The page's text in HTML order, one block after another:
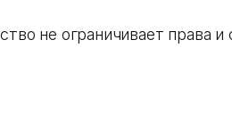
не ограничивает права и